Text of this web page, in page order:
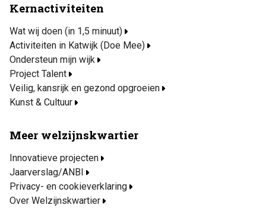
Kernactiviteiten
Wat wij doen (in 1,5 minuut)
Activiteiten in Katwijk (Doe Mee)
Ondersteun mijn wijk
Project Talent
Veilig, kansrijk en gezond opgroeien
Kunst & Cultuur
Meer welzijnskwartier
Innovatieve projecten
Jaarverslag/ANBI
Privacy- en cookieverklaring
Over Welzijnskwartier